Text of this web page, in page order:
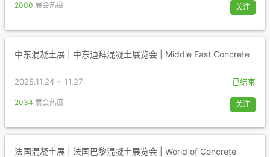
2000 展会热度 关注
中东混凝土展 | 中东迪拜混凝土展览会 | Middle East Concrete
2025.11.24 ~ 11.27 已结束
2034 展会热度 关注
法国混凝土展 | 法国巴黎混凝土展览会 | World of Concrete